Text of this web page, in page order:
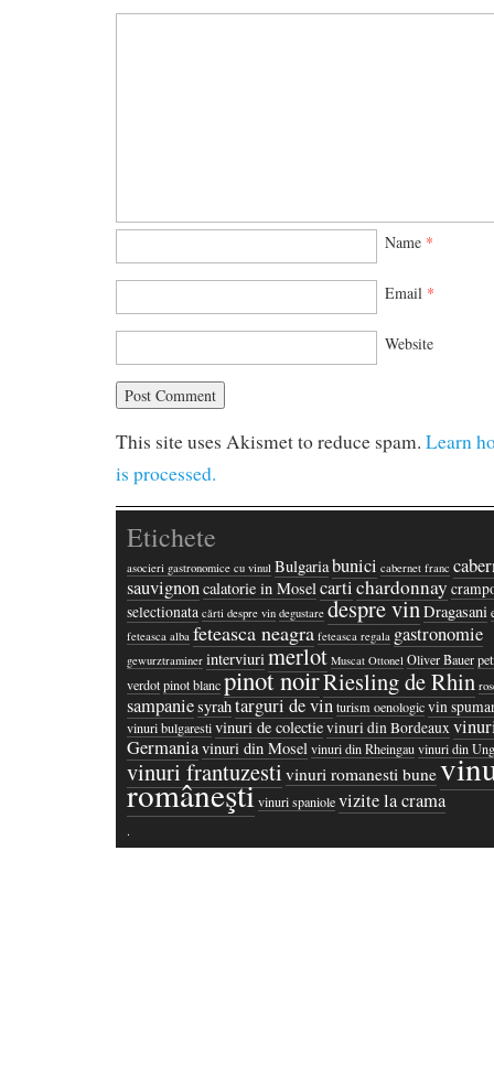
Name *
Email *
Website
This site uses Akismet to reduce spam. Learn
is processed.
Etichete
asocieri gastronomice cu vinul Bulgariabunici cabernet franc
sauvignoncalatorie in Moselcartichardonnay
selectionata cărti despre vin degustare despre vinDragasani
feteasca alba feteasca neagra feteasca regala gastronomie
gewurztraminer interviurimerlot Muscat Ottonel Oliver Bauer
verdotpinot blancpinot noirRiesling de Rhin
sampaniesyrahtarguri de vinturism oenologicvin
vinuri bulgarestivinuri de colectievinuri din Bordeaux
Germaniavinuri din Moselvinuri din Rheingauvinuri din
vinuri frantuzesti vinuri romanesti bune
româneştivinuri spaniolevizite la crama
·